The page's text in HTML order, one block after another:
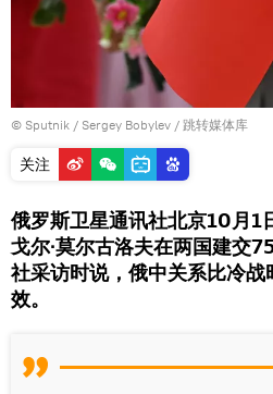
© Sputnik / Sergey Bobylev / 跳转媒体库
关注
俄罗斯卫星通讯社北京10月1
戈尔∙莫尔古洛夫在两国建交
社采访时说，俄中关系比冷
效。